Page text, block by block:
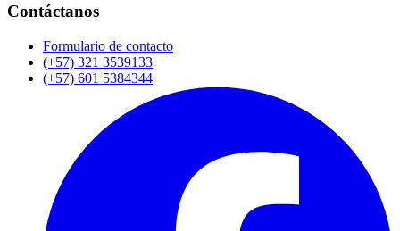
Contáctanos
Formulario de contacto
(+57) 321 3539133
(+57) 601 5384344